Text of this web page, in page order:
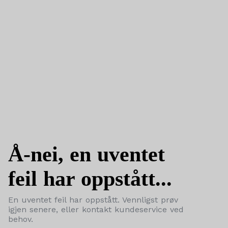
Å-nei, en uventet
feil har oppstått...
En uventet feil har oppstått. Vennligst prøv
igjen senere, eller kontakt kundeservice ved
behov.